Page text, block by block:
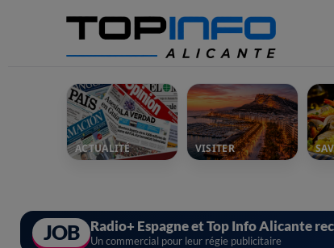
ACTUALITÉ VISITER
JOB Radio+ Espagne et Top Info Alicante
Un commercial pour leur régie publicitaire